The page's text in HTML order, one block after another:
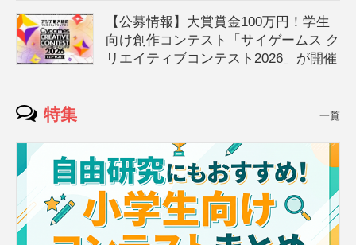
【公募情報】大賞賞金100万円！学生
向け創作コンテスト「サイゲームス ク
リエイティブコンテスト2026」が開催
特集 一覧